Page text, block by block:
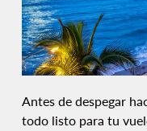
Antes de despegar
todo listo para tu